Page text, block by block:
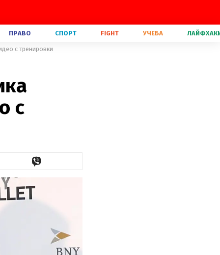
ПРАВО СПОРТ FIGHT УЧЕБА
с тренировки
с